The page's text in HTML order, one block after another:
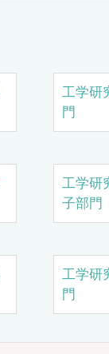
工学研
門
工学研
子部門
工学研
門